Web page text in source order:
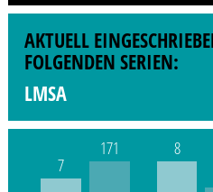
AKTUELL
FOLGENDEN SERIEN:
LMSA
7
171 8